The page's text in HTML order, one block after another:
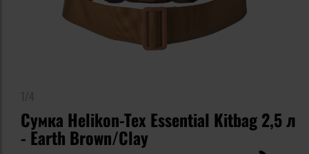
Сумка Helikon-Tex Essential Kitbag 2,5 л
- Earth Brown/Clay